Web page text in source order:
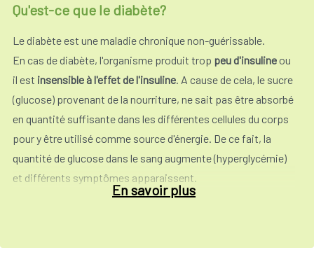
Qu'est-ce que le diabète?
Le diabète est une maladie chronique non-guérissable.
En cas de diabète, l'organisme produit trop peu d'insulineou
il est insensible à l'effet de l'insuline. A cause de cela, le sucre
(glucose) provenant de la nourriture, ne sait pas être absorbé
en quantité suffisante dans les différentes cellules du corps
pour y être utilisé comme source d'énergie. De ce fait, la
quantité de glucose dans le sang augmente (hyperglycémie)
et différents symptômes apparaissent.
en Belgique comme ailleur. On en estime à 300.000 le nombre
En savoir plus